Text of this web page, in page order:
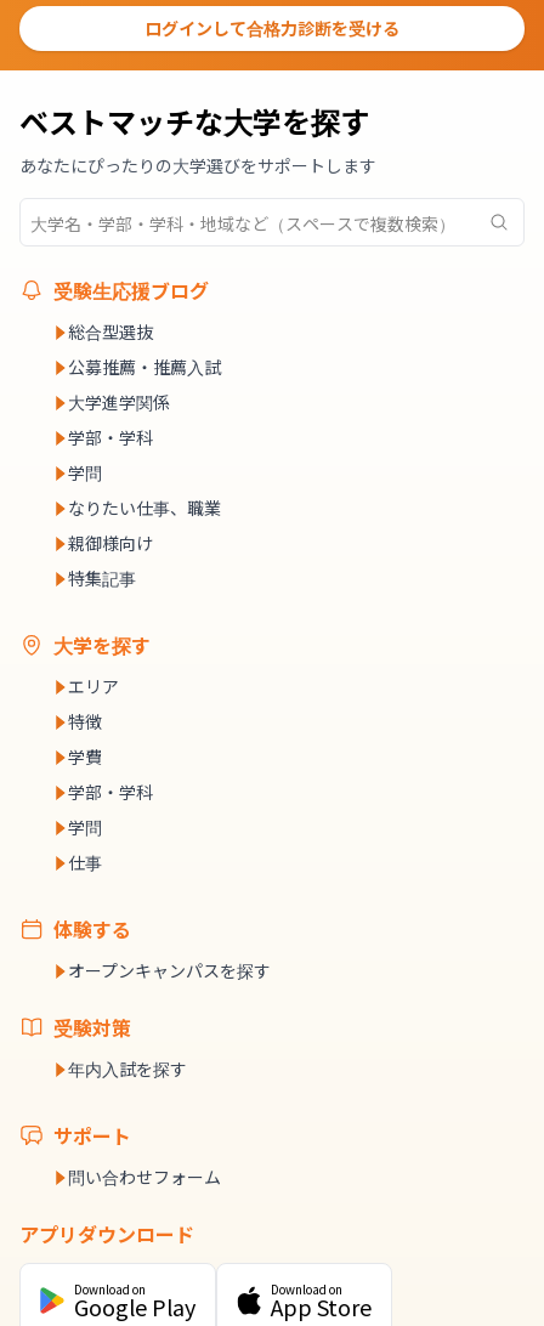
ログインして合格力診断を受ける
ベストマッチな大学を探す
あなたにぴったりの大学選びをサポートします
受験生応援ブログ
総合型選抜
公募推薦・推薦入試
大学進学関係
学部・学科
学問
なりたい仕事、職業
親御様向け
特集記事
大学を探す
エリア
特徴
学費
学部・学科
学問
仕事
体験する
オープンキャンパスを探す
受験対策
年内入試を探す
サポート
問い合わせフォーム
アプリダウンロード
Download on
Google Play
Download on
App Store